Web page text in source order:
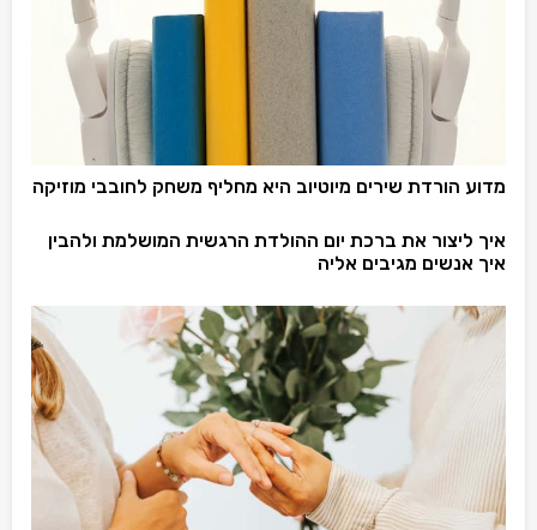
מדוע הורדת שירים מיוטיוב היא מחליף משחק לחובבי מוזיקה
איך ליצור את ברכת יום ההולדת הרגשית המושלמת ולהבין
איך אנשים מגיבים אליה